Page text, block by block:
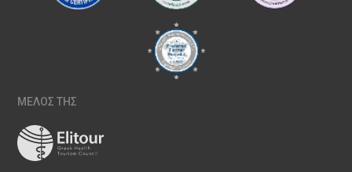
ΜΕΛΟΣ ΤΗΣ